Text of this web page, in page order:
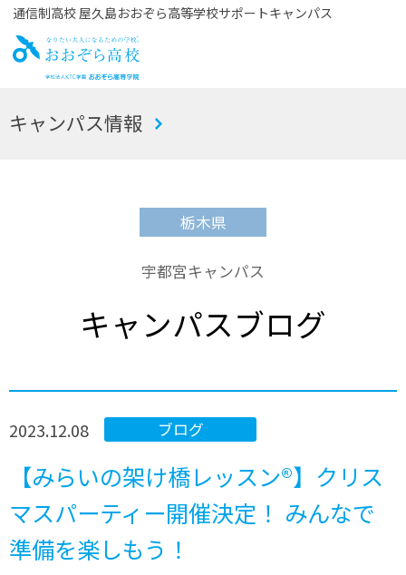
通信制高校 屋久島おおぞら高等学校サポートキャンパス
お
キャンパス情報
栃木県
宇都宮キャンパス
キャンパスブログ
ブログ
2023.12.08
【みらいの架け橋レッスン®】クリス
マスパーティー開催決定！ みんなで
準備を楽しもう！